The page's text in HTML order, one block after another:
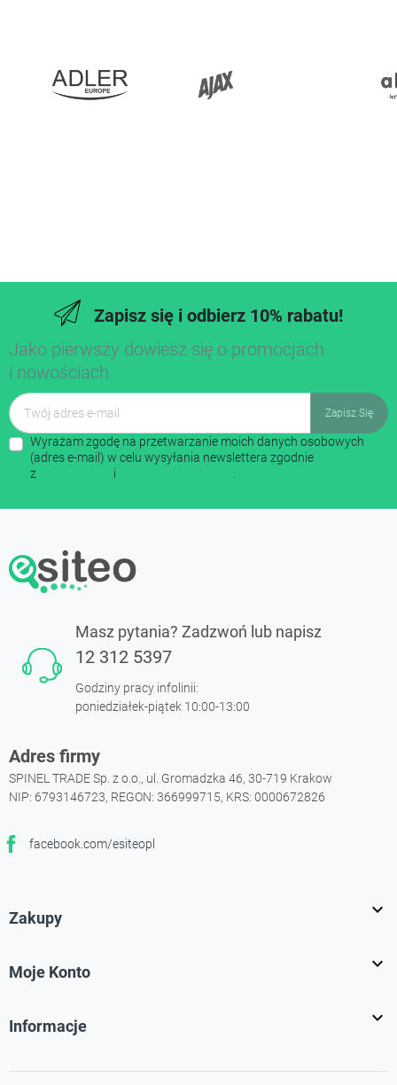
Zapisz się i odbierz 10% rabatu!
Jako pierwszy dowiesz się o promocjach
i nowościach
Wyrażam zgodę na przetwarzanie moich danych osobowych
(adres e-mail) w celu wysyłania newslettera zgodnie
z
i
Masz pytania? Zadzwoń lub napisz
12 312 5397
Godziny pracy infolinii:
poniedziałek-piątek 10:00-13:00
Adres firmy
SPINEL TRADE Sp. z o.o., ul. Gromadzka 46, 30-719 Krakow
NIP: 6793146723, REGON: 366999715, KRS: 0000672826
facebook.com/esiteopl
Facebook
Zakupy 
Moje Konto 
Informacje 